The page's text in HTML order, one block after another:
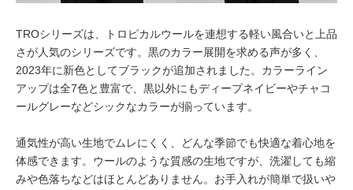
TROシリーズは、トロピカルウールを連想する軽い風合いと上品
さが人気のシリーズです。黒のカラー展開を求める声が多く、
2023年に新色としてブラックが追加されました。カラーライン
アップは全7色と豊富で、黒以外にもディープネイビーやチャコ
ールグレーなどシックなカラーが揃っています。
通気性が高い生地でムレにくく、どんな季節でも快適な着心地を
体感できます。ウールのような質感の生地ですが、洗濯しても縮
みや色落ちなどはほとんどありません。お手入れが簡単で扱いや